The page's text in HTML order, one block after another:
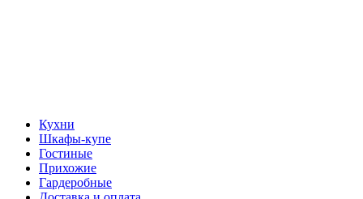
Кухни
Шкафы-купе
Гостиные
Прихожие
Гардеробные